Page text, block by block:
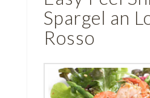
Spargel an
Rosso